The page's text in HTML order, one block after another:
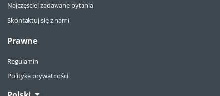
Najczęściej zadawane pytania
Skontaktuj się z nami
Prawne
Regulamin
Polityka prywatności